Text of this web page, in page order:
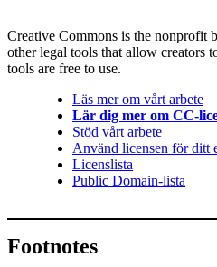
Creative Commons is the nonprofit
other legal tools that allow creators
tools are free to use.
Läs mer om vårt arbete
Lär dig mer om CC-
Stöd vårt arbete
Använd licensen för ditt
Licenslista
Public Domain-lista
Footnotes